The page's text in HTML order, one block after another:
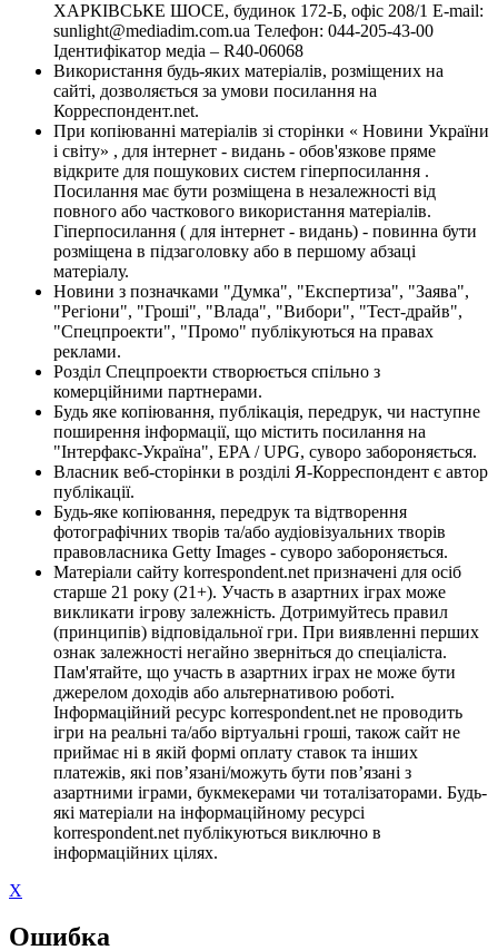
ХАРКІВСЬКЕ ШОСЕ, будинок 172-Б, офіс 208/1 E-mail:
sunlight@mediadim.com.ua Телефон: 044-205-43-00
Ідентифікатор медіа – R40-06068
Використання будь-яких матеріалів, розміщених на
сайті, дозволяється за умови посилання на
Корреспондент.net.
При копіюванні матеріалів зі сторінки « Новини України
і світу» , для інтернет - видань - обов'язкове пряме
відкрите для пошукових систем гіперпосилання .
Посилання має бути розміщена в незалежності від
повного або часткового використання матеріалів.
Гіперпосилання ( для інтернет - видань) - повинна бути
розміщена в підзаголовку або в першому абзаці
матеріалу.
Новини з позначками "Думка", "Експертиза", "Заява",
"Регіони", "Гроші", "Влада", "Вибори", "Тест-драйв",
"Спецпроекти", "Промо" публікуються на правах
реклами.
Розділ Спецпроекти створюється спільно з
комерційними партнерами.
Будь яке копіювання, публікація, передрук, чи наступне
поширення інформації, що містить посилання на
"Інтерфакс-Україна", EPA / UPG, суворо забороняється.
Власник веб-сторінки в розділі Я-Корреспондент є автор
публікації.
Будь-яке копіювання, передрук та відтворення
фотографічних творів та/або аудіовізуальних творів
правовласника Getty Images - суворо забороняється.
Матеріали сайту korrespondent.net призначені для осіб
старше 21 року (21+). Участь в азартних іграх може
викликати ігрову залежність. Дотримуйтесь правил
(принципів) відповідальної гри. При виявленні перших
ознак залежності негайно зверніться до спеціаліста.
Пам'ятайте, що участь в азартних іграх не може бути
джерелом доходів або альтернативою роботі.
Інформаційний ресурс korrespondent.net не проводить
ігри на реальні та/або віртуальні гроші, також сайт не
приймає ні в якій формі оплату ставок та інших
платежів, які пов’язані/можуть бути пов’язані з
азартними іграми, букмекерами чи тоталізаторами. Будь-
які матеріали на інформаційному ресурсі
korrespondent.net публікуються виключно в
інформаційних цілях.
X
Ошибка